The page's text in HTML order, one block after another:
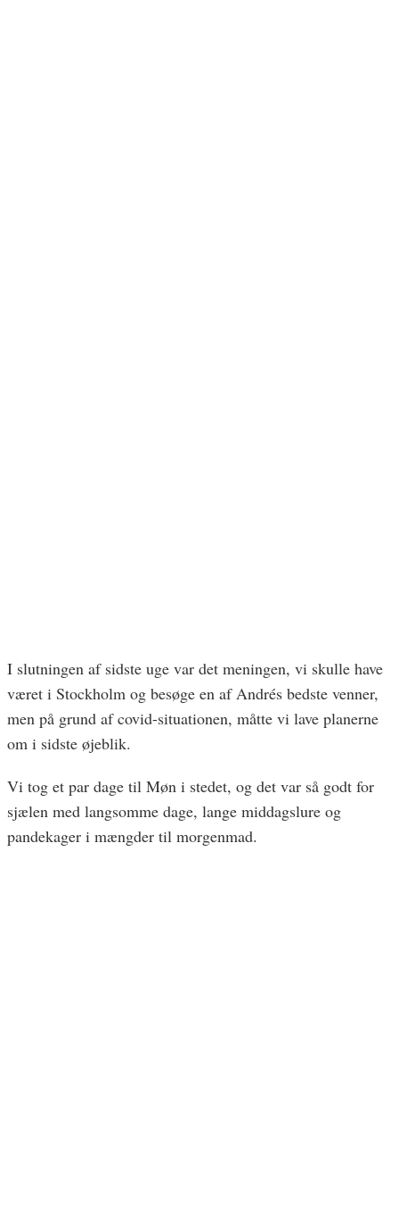
I slutningen af sidste uge var det meningen, vi skulle have
været i Stockholm og besøge en af Andrés bedste venner,
men på grund af covid-situationen, måtte vi lave planerne
om i sidste øjeblik.
Vi tog et par dage til Møn i stedet, og det var så godt for
sjælen med langsomme dage, lange middagslure og
pandekager i mængder til morgenmad.